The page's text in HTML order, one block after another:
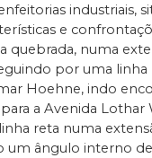
industriais,
e
quebrada, numa
por uma
Hoehne, indo
a Avenida
reta numa
um ângulo interno